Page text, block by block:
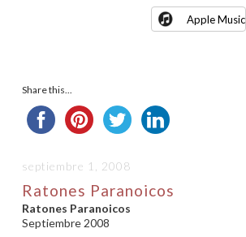
Apple Music
Share this...
septiembre 1, 2008
Ratones Paranoicos
Ratones Paranoicos
Septiembre 2008